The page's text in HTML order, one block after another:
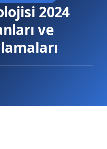
2024
ve